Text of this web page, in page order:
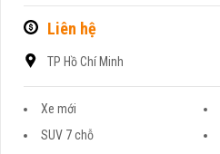
Liên hệ
TP Hồ Chí Minh
Xe mới
SUV 7 chỗ